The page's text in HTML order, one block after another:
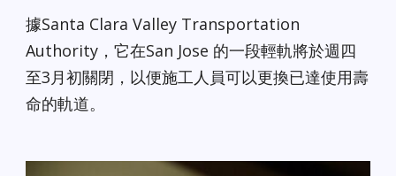
據Santa Clara Valley Transportation
Authority，它在San Jose 的一段輕軌將於週四
至3月初關閉，以便施工人員可以更換已達使用壽
命的軌道。